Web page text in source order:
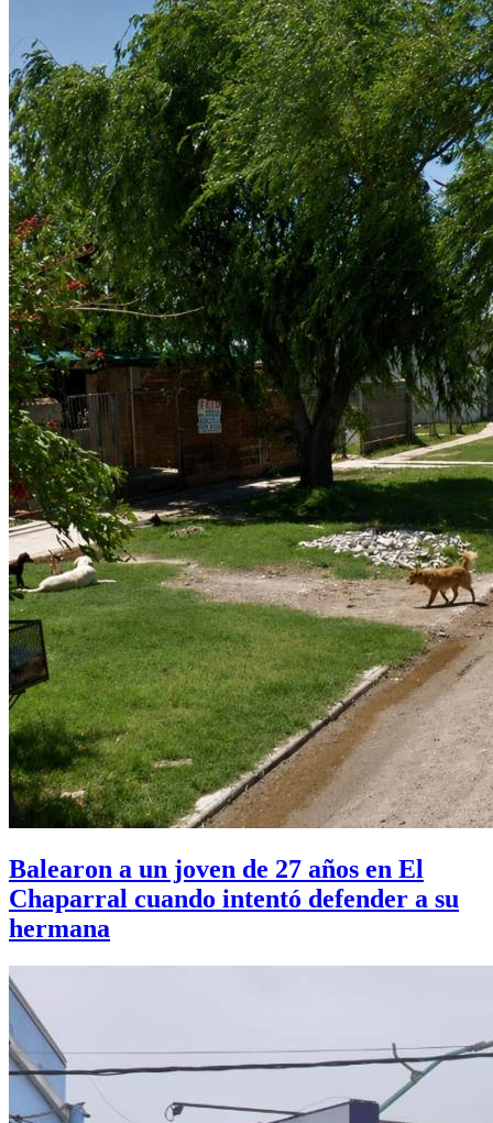
Balearon a un joven de 27 años en El
Chaparral cuando intentó defender a su
hermana